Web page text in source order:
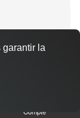
Compte
garantir la